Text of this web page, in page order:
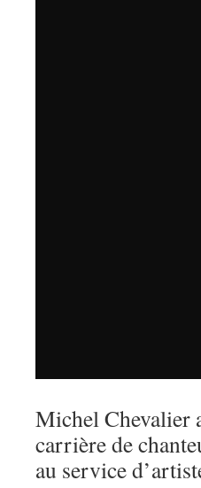
Michel Chevalier
carrière de
au service